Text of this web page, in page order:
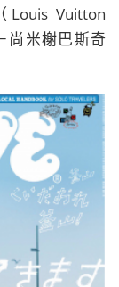
Vuitton
尚米榭巴斯奇
其中的精神連